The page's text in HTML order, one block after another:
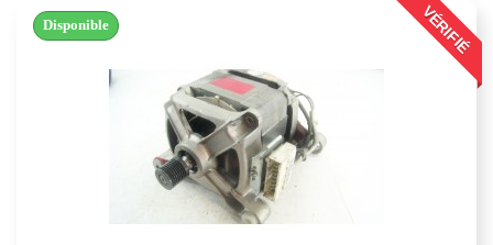
VÉRIFIÉ
Disponible